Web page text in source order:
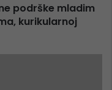
podrške mladim
kurikularnoj